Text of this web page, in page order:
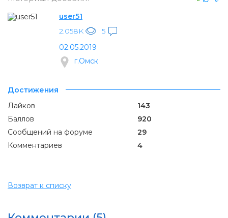
user51
2.058K
5
02.05.2019
г.Омск
Достижения
Лайков
143
Баллов
920
Сообщений на форуме
29
Комментариев
4
Возврат к списку